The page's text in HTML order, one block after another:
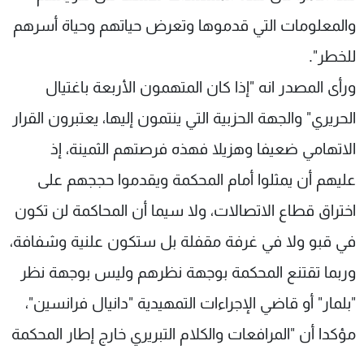
والمعلومات التي قدموها وتعرض حياتهم وحياة أسرهم
للخطر".
ورأى المصدر انه "إذا كان المتهمون الأربعة باغتيال
الحريري" والجهة الحزبية التي ينتمون إليها، يعتبرون القرار
الاتهامي ضعيفا وهزيلا فهذه فرصتهم الثمينة، إذ
عليهم أن يمثلوا أمام المحكمة ويقدموا حججهم على
اختراق قطاع الاتصالات، ولا سيما أن المحاكمة لن تكون
في قبو ولا في غرفة مقفلة بل ستكون علنية وشفافة،
وربما تقتنع المحكمة بوجهة نظرهم وليس بوجهة نظر
"بلمار" أو قاضي الإجراءات التمهيدية "دانيال فرانسين"،
مؤكدا أن "المرافعات والكلام التبريري خارج إطار المحكمة